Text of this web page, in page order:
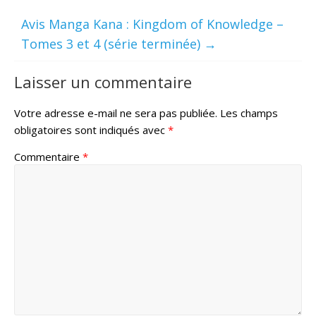
Avis Manga Kana : Kingdom of Knowledge –
Tomes 3 et 4 (série terminée) →
Laisser un commentaire
Votre adresse e-mail ne sera pas publiée. Les champs
obligatoires sont indiqués avec *
Commentaire *